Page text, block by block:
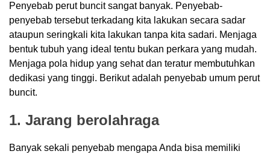
Penyebab perut buncit sangat banyak. Penyebab-
penyebab tersebut terkadang kita lakukan secara sadar
ataupun seringkali kita lakukan tanpa kita sadari. Menjaga
bentuk tubuh yang ideal tentu bukan perkara yang mudah.
Menjaga pola hidup yang sehat dan teratur membutuhkan
dedikasi yang tinggi. Berikut adalah penyebab umum perut
buncit.
1. Jarang berolahraga
Banyak sekali penyebab mengapa Anda bisa memiliki